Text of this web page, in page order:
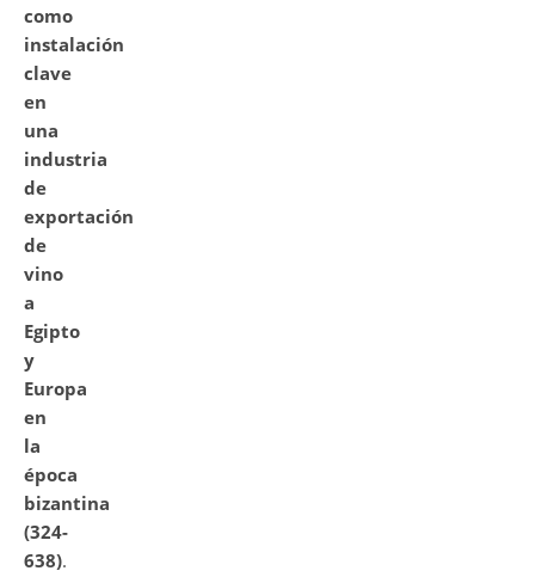
como
instalación
clave
en
una
industria
de
exportación
de
vino
a
Egipto
y
Europa
en
la
época
bizantina
(324-
638).